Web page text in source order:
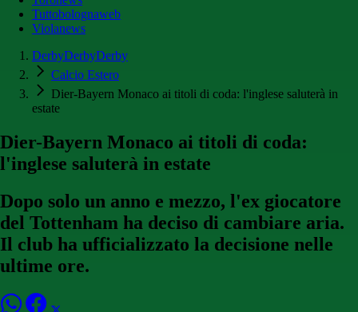
Tuttobolognaweb
Violanews
DerbyDerbyDerby
Calcio Estero
Dier-Bayern Monaco ai titoli di coda: l'inglese saluterà in
estate
Dier-Bayern Monaco ai titoli di coda:
l'inglese saluterà in estate
Dopo solo un anno e mezzo, l'ex giocatore
del Tottenham ha deciso di cambiare aria.
Il club ha ufficializzato la decisione nelle
ultime ore.